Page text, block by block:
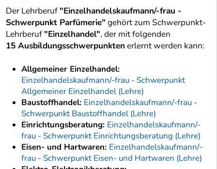
Der Lehrberuf "Einzelhandelskaufmann/-frau -
Schwerpunkt Parfümerie" gehört zum Schwerpunkt-
Lehrberuf "Einzelhandel", der mit folgenden
15 Ausbildungsschwerpunkten erlernt werden kann:
Allgemeiner Einzelhandel:
Einzelhandelskaufmann/-frau - Schwerpunkt
Allgemeiner Einzelhandel (Lehre)
Baustoffhandel: Einzelhandelskaufmann/-frau -
Schwerpunkt Baustoffhandel (Lehre)
Einrichtungsberatung: Einzelhandelskaufmann/-
frau - Schwerpunkt Einrichtungsberatung (Lehre)
Eisen- und Hartwaren: Einzelhandelskaufmann/-
frau - Schwerpunkt Eisen- und Hartwaren (Lehre)